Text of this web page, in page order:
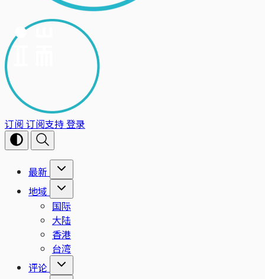
订阅 订阅支持登录
最新
地域
国际
大陆
香港
台湾
评论